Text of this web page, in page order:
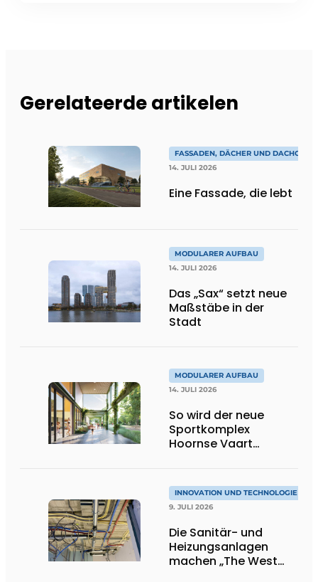
Gerelateerde artikelen
FASSADEN, DÄCHER UND
14. JULI 2026
Eine Fassade, die lebt
MODULARER AUFBAU
14. JULI 2026
Das „Sax“ setzt neue
Maßstäbe in der
Stadt
MODULARER AUFBAU
14. JULI 2026
So wird der neue
Sportkomplex
Hoornse Vaart
INNOVATION UND TECHNOLOGIE
9. JULI 2026
Die Sanitär- und
Heizungsanlagen
machen „The West